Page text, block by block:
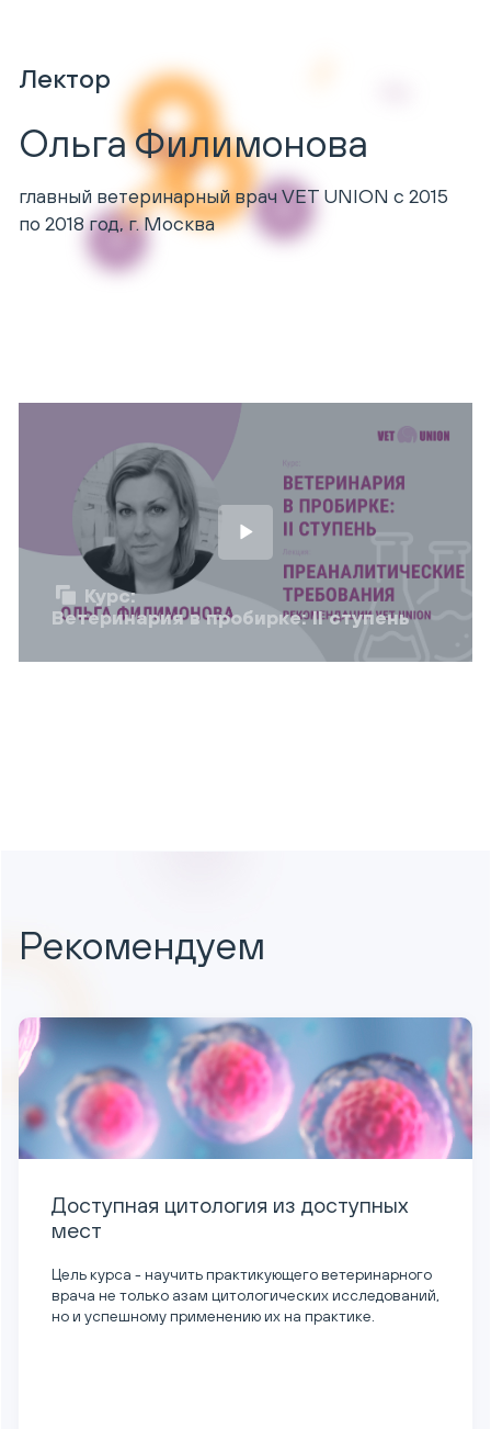
Лектор
Ольга Филимонова
главный ветеринарный врач VET UNION с 2015
по 2018 год, г. Москва
Курс:
Ветеринария в пробирке: II ступень
Рекомендуем
Доступная цитология из доступных
мест
Цель курса - научить практикующего ветеринарного
врача не только азам цитологических исследований,
но и успешному применению их на практике.